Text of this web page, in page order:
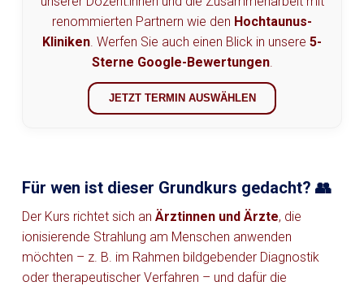
renommierten Partnern wie den Hochtaunus-
Kliniken . Werfen Sie auch einen Blick in unsere 5-
Sterne Google-Bewertungen.
JETZT TERMIN AUSWÄHLEN
Für wen ist dieser Grundkurs gedacht? 👥
Der Kurs richtet sich an Ärztinnen und Ärzte, die
ionisierende Strahlung am Menschen anwenden
möchten – z. B. im Rahmen bildgebender Diagnostik
oder therapeutischer Verfahren – und dafür die